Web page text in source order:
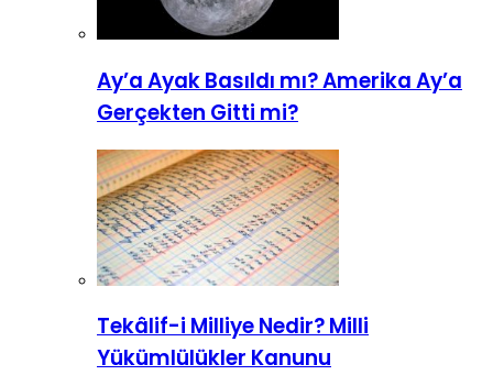
Ay’a Ayak Basıldı mı? Amerika Ay’a
Gerçekten Gitti mi?
Tekâlif-i Milliye Nedir? Milli
Yükümlülükler Kanunu